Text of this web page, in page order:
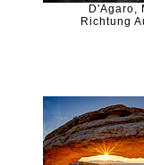
D'Agaro,
Richtung